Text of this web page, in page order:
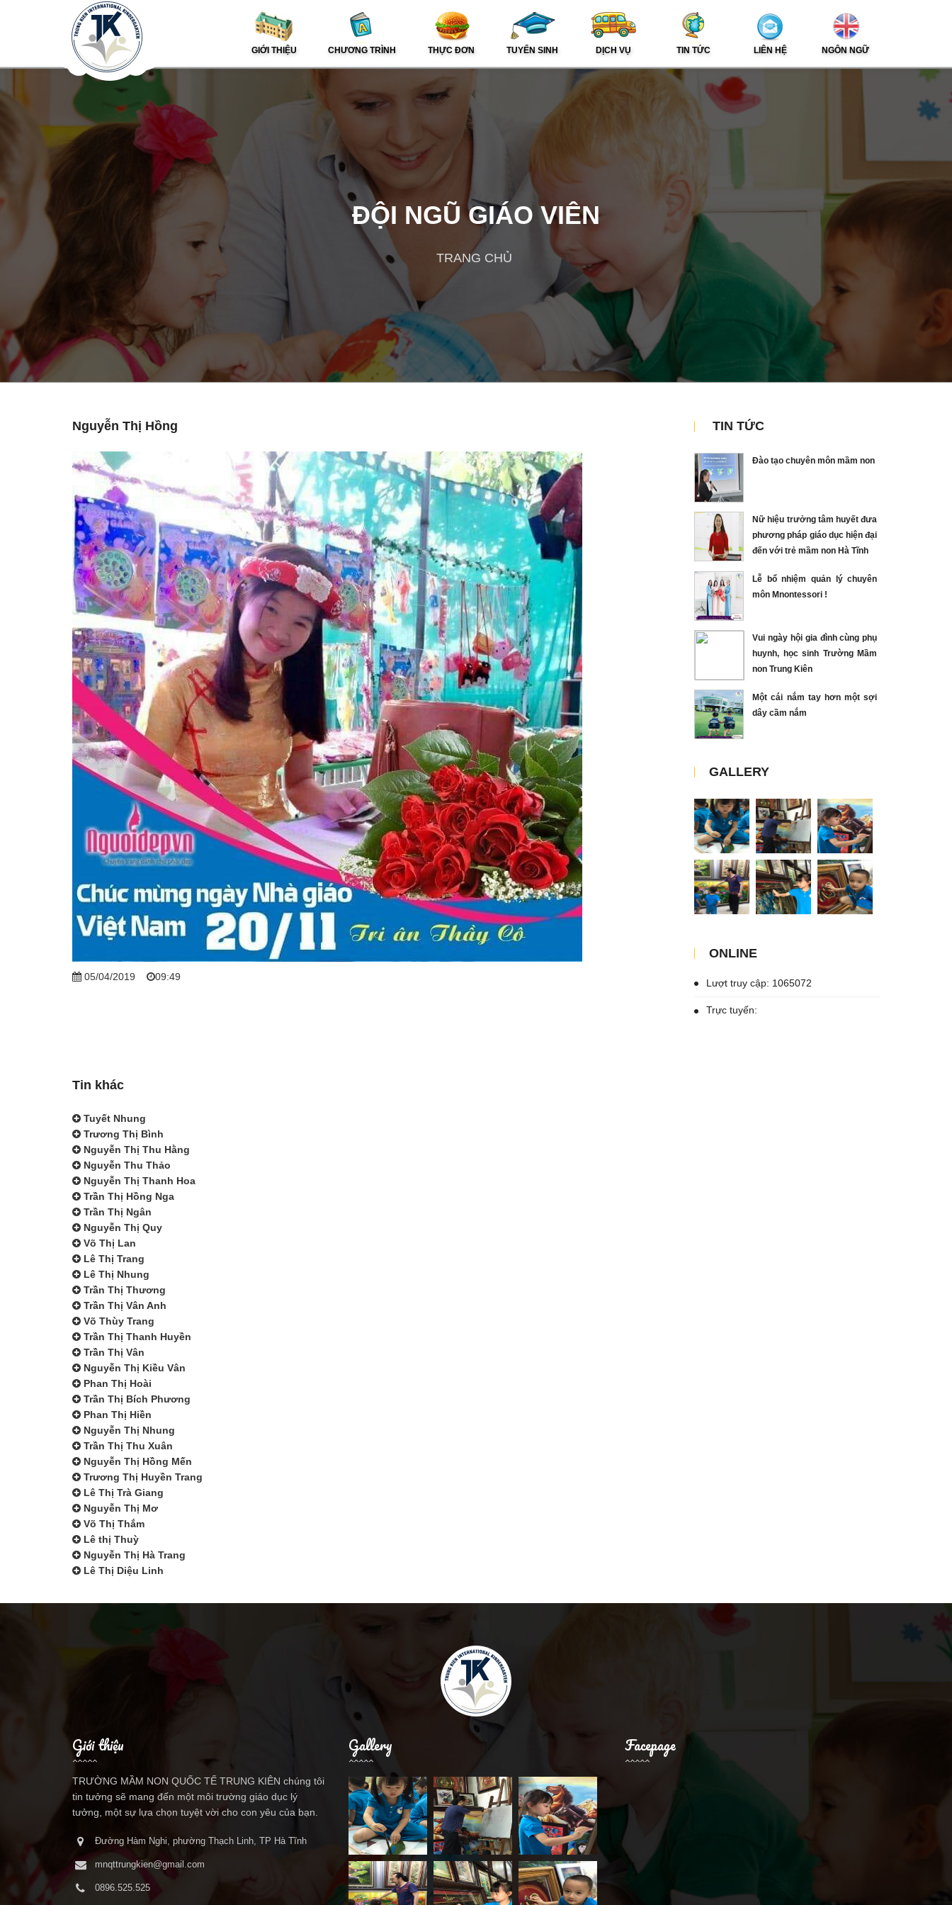
GIỚI THIỆU CHƯƠNG TRÌNH THỰC ĐƠN TUYỂN SINH DỊCH VỤ TIN TỨC LIÊN HỆ NGÔN NGỮ
ĐỘI NGŨ GIÁO VIÊN
TRANG CHỦ
Nguyễn Thị Hồng
05/04/2019 09:49
Tin khác
Tuyết Nhung
Trương Thị Bình
Nguyễn Thị Thu Hằng
Nguyễn Thu Thảo
Nguyễn Thị Thanh Hoa
Trần Thị Hồng Nga
Trần Thị Ngân
Nguyễn Thị Quy
Võ Thị Lan
Lê Thị Trang
Lê Thị Nhung
Trần Thị Thương
Trần Thị Vân Anh
Võ Thùy Trang
Trần Thị Thanh Huyền
Trần Thị Vân
Nguyễn Thị Kiều Vân
Phan Thị Hoài
Trần Thị Bích Phương
Phan Thị Hiền
Nguyễn Thị Nhung
Trần Thị Thu Xuân
Nguyễn Thị Hồng Mến
Trương Thị Huyền Trang
Lê Thị Trà Giang
Nguyễn Thị Mơ
Võ Thị Thắm
Lê thị Thuỳ
Nguyễn Thị Hà Trang
Lê Thị Diệu Linh
TIN TỨC
Đào tạo chuyên môn mầm non
Nữ hiệu trưởng tâm huyết đưa
phương pháp giáo dục hiện đại
đến với trẻ mầm non Hà Tĩnh
Lễ bổ nhiệm quản lý chuyên
môn Mnontessori !
Vui ngày hội gia đình cùng phụ
huynh, học sinh Trường Mầm
non Trung Kiên
Một cái nắm tay hơn một sợi
dây cầm nắm
GALLERY
ONLINE
Lượt truy cập: 1065072
Trực tuyến:
Giới thiệu
TRƯỜNG MẦM NON QUỐC TẾ TRUNG KIÊN chúng tôi
tin tưởng sẽ mang đến một môi trường giáo dục lý
tưởng, một sự lựa chọn tuyệt vời cho con yêu của bạn.
Đường Hàm Nghi, phường Thạch Linh, TP Hà Tĩnh
mnqttrungkien@gmail.com
0896.525.525
Gallery Facepage